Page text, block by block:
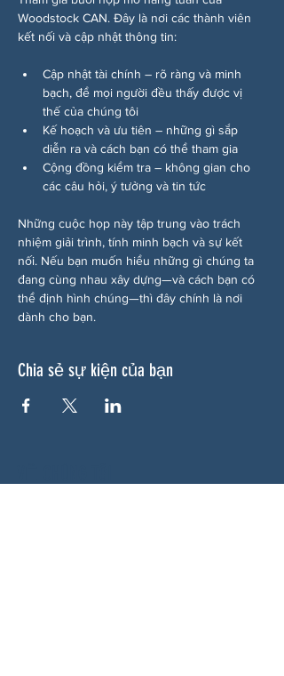
Woodstock CAN. Đây là nơi các thành viên
kết nối và cập nhật thông tin:
Cập nhật tài chính – rõ ràng và minh
bạch, để mọi người đều thấy được vị
thế của chúng tôi
Kế hoạch và ưu tiên – những gì sắp
diễn ra và cách bạn có thể tham gia
Cộng đồng kiểm tra – không gian cho
các câu hỏi, ý tưởng và tin tức
Những cuộc họp này tập trung vào trách
nhiệm giải trình, tính minh bạch và sự kết
nối. Nếu bạn muốn hiểu những gì chúng ta
đang cùng nhau xây dựng—và cách bạn có
thể định hình chúng—thì đây chính là nơi
dành cho bạn.
Chia sẻ sự kiện của bạn